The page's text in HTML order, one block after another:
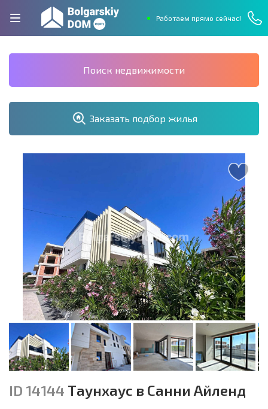
Работаем прямо сейчас!
Поиск недвижимости
Заказать подбор жилья
ID 14144 Таунхаус в Санни Айленд